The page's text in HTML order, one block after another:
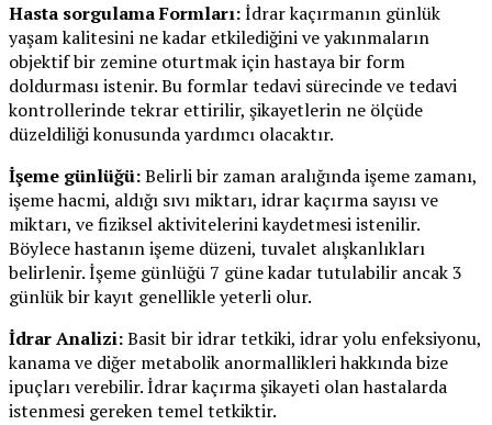
Hasta sorgulama Formları:İdrar kaçırmanın günlük
yaşam kalitesini ne kadar etkilediğini ve yakınmaların
objektif bir zemine oturtmak için hastaya bir form
doldurması istenir. Bu formlar tedavi sürecinde ve tedavi
kontrollerinde tekrar ettirilir, şikayetlerin ne ölçüde
düzeldiliği konusunda yardımcı olacaktır.
İşeme günlüğü:Belirli bir zaman aralığında işeme zamanı,
işeme hacmi, aldığı sıvı miktarı, idrar kaçırma sayısı ve
miktarı, ve fiziksel aktivitelerini kaydetmesi istenilir.
Böylece hastanın işeme düzeni, tuvalet alışkanlıkları
belirlenir. İşeme günlüğü 7 güne kadar tutulabilir ancak 3
günlük bir kayıt genellikle yeterli olur.
İdrar Analizi:Basit bir idrar tetkiki, idrar yolu enfeksiyonu,
kanama ve diğer metabolik anormallikleri hakkında bize
ipuçları verebilir. İdrar kaçırma şikayeti olan hastalarda
istenmesi gereken temel tetkiktir.